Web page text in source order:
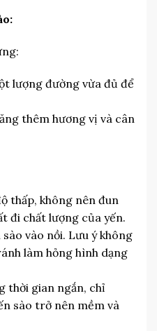
lượng đường vừa đủ để
thêm hương vị và cân
thấp, không nên đun
đi chất lượng của yến.
vào nồi. Lưu ý không
làm hỏng hình dạng
thời gian ngắn, chỉ
sào trở nên mềm và